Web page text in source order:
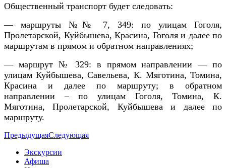
Общественный транспорт будет следовать:
— маршруты №№ 7, 349: по улицам Гоголя,
Пролетарской, Куйбышева, Красина, Гоголя и далее по
маршрутам в прямом и обратном направлениях;
— маршрут № 329: в прямом направлении — по
улицам Куйбышева, Савельева, К. Мяготина, Томина,
Красина и далее по маршруту; в обратном
направлении – по улицам Гоголя, Томина, К.
Мяготина, Пролетарской, Куйбышева и далее по
маршруту.
ПредыдущаяСледующая
Экскурсии
Афиша